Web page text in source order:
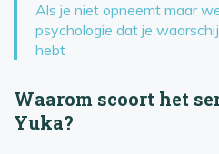
Als je niet opneemt maar
psychologie dat je
hebt
Waarom scoort het
Yuka?